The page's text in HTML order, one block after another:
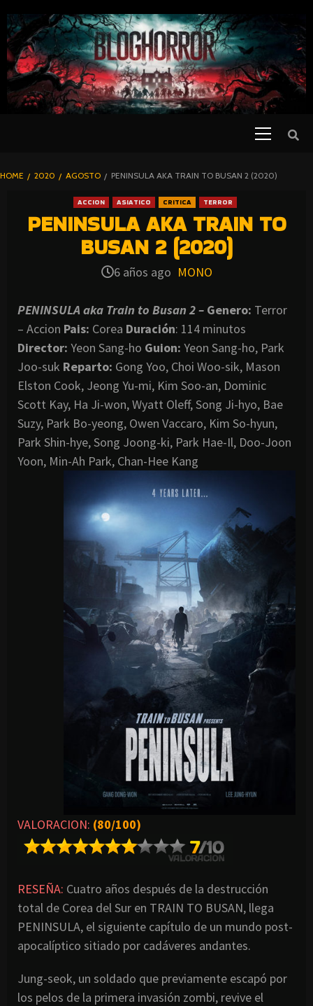
TO
CONTENT
BLOGHORROR
HOME 2020 AGOSTO PENINSULA AKA TRAIN TO BUSAN 2 (2020)
ACCION ASIATICO CRITICA TERROR
PENINSULA AKA TRAIN TO
BUSAN 2 (2020)
6 años ago MONO
PENINSULA aka Train to Busan 2 – Genero: Terror
– Accion Pais: Corea Duración: 114 minutos
Director: Yeon Sang-ho Guion: Yeon Sang-ho, Park
Joo-suk Reparto: Gong Yoo, Choi Woo-sik, Mason
Elston Cook, Jeong Yu-mi, Kim Soo-an, Dominic
Scott Kay, Ha Ji-won, Wyatt Oleff, Song Ji-hyo, Bae
Suzy, Park Bo-yeong, Owen Vaccaro, Kim So-hyun,
Park Shin-hye, Song Joong-ki, Park Hae-Il, Doo-Joon
Yoon, Min-Ah Park, Chan-Hee Kang
VALORACION: (80/100)
RESEÑA: Cuatro años después de la destrucción
total de Corea del Sur en TRAIN TO BUSAN, llega
PENINSULA, el siguiente capítulo de un mundo post-
apocalíptico sitiado por cadáveres andantes.
Jung-seok, un soldado que previamente escapó por
los pelos de la primera invasión zombi, revive el